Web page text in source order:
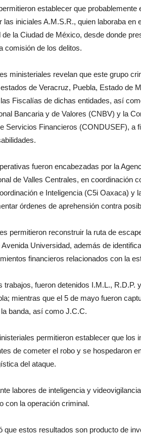
establecer que
las iniciales A.M.S.R., quien laboraba
de la Ciudad de México, desde donde
comisión de los delitos.
ministeriales revelan que este grupo
de Veracruz, Puebla, Estado de
Fiscalías de dichas entidades, así
Bancaria y de Valores (CNBV) y la
Servicios Financieros (CONDUSEF), a
fueron encabezadas por la
de Valles Centrales, en coordinación
e Inteligencia (C5i Oaxaca) y
órdenes de aprehensión contra
permitieron reconstruir la ruta de
Universidad, además de
financieros relacionados con la
trabajos, fueron detenidos I.M.L., R.D.P.
mientras que el 5 de mayo fueron
banda, así como J.C.C.
permitieron establecer que los
de cometer el robo y se hospedaron
del ataque.
labores de inteligencia y
con la operación criminal.
que estos resultados son producto de